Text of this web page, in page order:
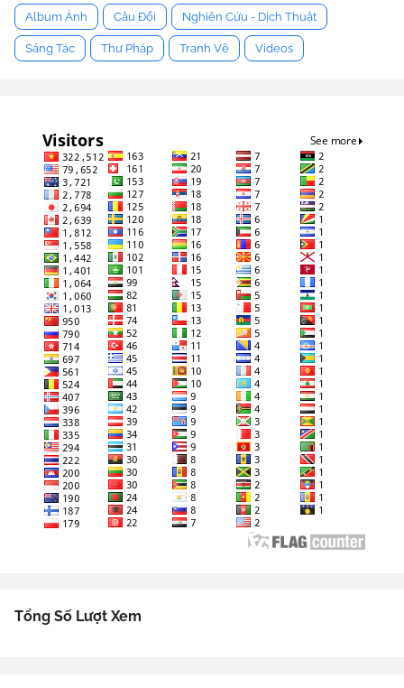
Album Ảnh Câu Đối Nghiên Cứu - Dịch Thuật
Sáng Tác Thư Pháp Tranh Vẽ Videos
Tổng Số Lượt Xem